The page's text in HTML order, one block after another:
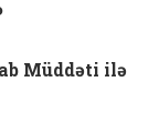
Müddəti ilə